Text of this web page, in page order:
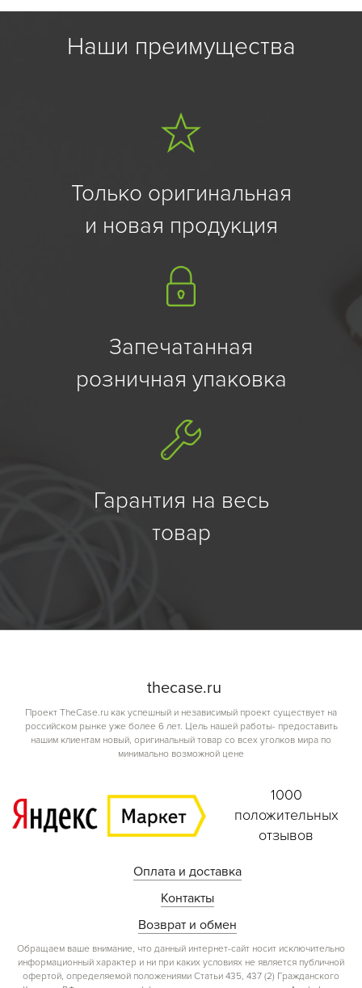
Наши преимущества
Только оригинальная
и новая продукция
Запечатанная
розничная упаковка
Гарантия на весь
товар
thecase.ru
Проект TheCase.ru как успешный и независимый проект существует на
российском рынке уже более 6 лет. Цель нашей работы- предоставить
нашим клиентам новый, оригинальный товар со всех уголков мира по
минимально возможной цене
1000
положительных
отзывов
Оплата и доставка
Контакты
Возврат и обмен
Обращаем ваше внимание, что данный интернет-сайт носит исключительно
информационный характер и ни при каких условиях не является публичной
офертой, определяемой положениями Статьи 435, 437 (2) Гражданского